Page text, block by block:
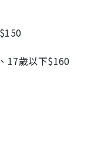
17歲以下$160